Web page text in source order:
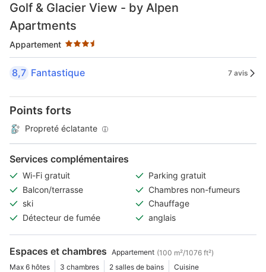
Golf & Glacier View - by Alpen
Apartments
Appartement
8,7 Fantastique 7 avis
Points forts
Propreté éclatante
Services complémentaires
Wi-Fi gratuit
Parking gratuit
Balcon/terrasse
Chambres non-fumeurs
ski
Chauffage
Détecteur de fumée
anglais
Espaces et chambres Appartement (100 m²/1076 ft²)
Max 6 hôtes
3 chambres 2 salles de bains Cuisine